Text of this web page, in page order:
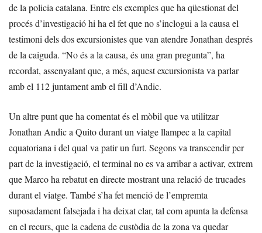
de la policia catalana. Entre els exemples que ha qüestionat del
procés d’investigació hi ha el fet que no s’inclogui a la causa el
testimoni dels dos excursionistes que van atendre Jonathan després
de la caiguda. “No és a la causa, és una gran pregunta”, ha
recordat, assenyalant que, a més, aquest excursionista va parlar
amb el 112 juntament amb el fill d’Andic.
Un altre punt que ha comentat és el mòbil que va utilitzar
Jonathan Andic a Quito durant un viatge llampec a la capital
equatoriana i del qual va patir un furt. Segons va transcendir per
part de la investigació, el terminal no es va arribar a activar, extrem
que Marco ha rebatut en directe mostrant una relació de trucades
durant el viatge. També s’ha fet menció de l’empremta
suposadament falsejada i ha deixat clar, tal com apunta la defensa
en el recurs, que la cadena de custòdia de la zona va quedar